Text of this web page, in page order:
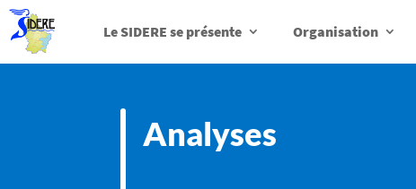
Le SIDERE se présente Organisation
Analyses